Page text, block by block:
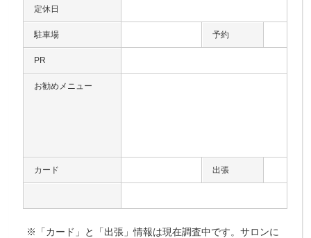
定休日
駐車場 予約
PR
お勧めメニュー
カード 出張
※「カード」と「出張」情報は現在調査中です。サロンに